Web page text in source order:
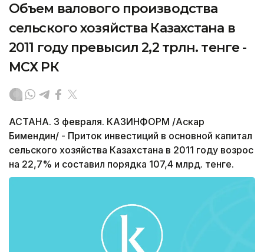
Объем валового производства
сельского хозяйства Казахстана в
2011 году превысил 2,2 трлн. тенге -
МСХ РК
АСТАНА. 3 февраля. КАЗИНФОРМ /Аскар
Бимендин/ - Приток инвестиций в основной капитал
сельского хозяйства Казахстана в 2011 году возрос
на 22,7% и составил порядка 107,4 млрд. тенге.